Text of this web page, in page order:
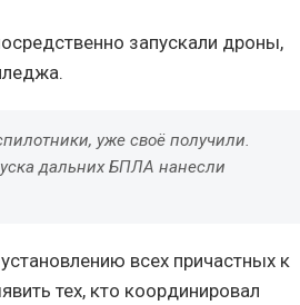
запускали дроны,
уже своё получили.
дальних БПЛА нанесли
всех причастных к
тех, кто координировал